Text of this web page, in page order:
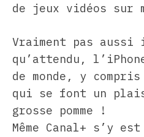
de jeux vidéos sur
Vraiment pas aussi
qu’attendu,
de monde, y
qui se font un
grosse pomme !
Même Canal+ s’y